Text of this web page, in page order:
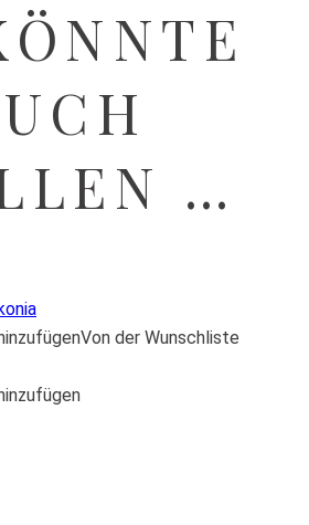
…
Von der Wunschliste